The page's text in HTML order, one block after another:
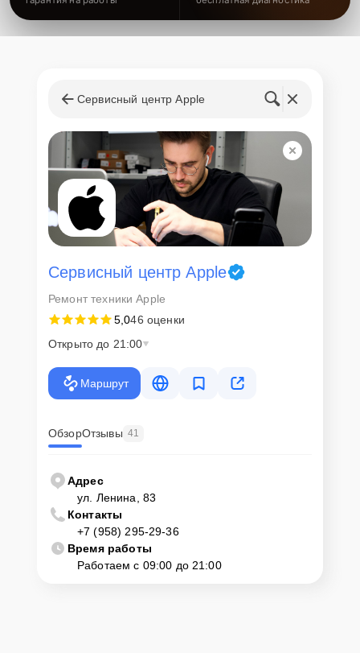
Сервисный центр Apple
Сервисный центр Apple
Ремонт техники Apple
5,046 оценки
Открыто до 21:00
Маршрут
ОбзорОтзывы 41
Адрес
ул. Ленина, 83
Контакты
+7 (958) 295-29-36
Время работы
Работаем с 09:00 до 21:00